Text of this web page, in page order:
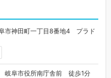
市神田町一丁目8番地4 プラド
岐阜市役所南庁舎前 徒歩1分